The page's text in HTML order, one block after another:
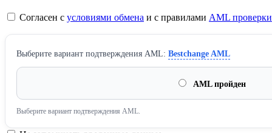
Согласен с условиями обмена и с правилами AML проверки
Выберите вариант подтверждения AML: Bestchange AML
AML пройден
Выберите вариант подтверждения AML.